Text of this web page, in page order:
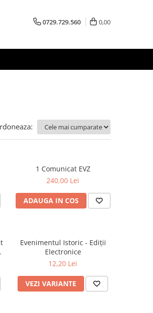
0729.729.560 0,00
1 Comunicat EVZ
240,00 Lei
ADAUGA IN COS
Evenimentul Istoric - Ediții
Electronice
12,20 Lei
VEZI VARIANTE